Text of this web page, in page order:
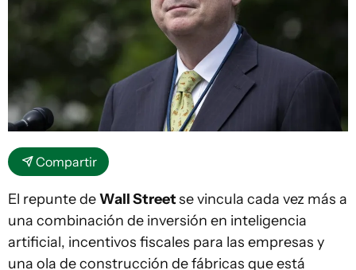
Compartir
El repunte deWall Streetse vincula cada vez más a
una combinación de inversión en inteligencia
artificial, incentivos fiscales para las empresas y
una ola de construcción de fábricas que está